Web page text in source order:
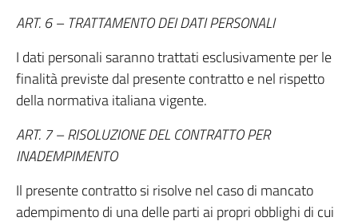
ART. 6 – TRATTAMENTO DEI DATI PERSONALI
I dati personali saranno trattati esclusivamente per le
finalità previste dal presente contratto e nel rispetto
della normativa italiana vigente.
ART. 7 – RISOLUZIONE DEL CONTRATTO PER
INADEMPIMENTO
Il presente contratto si risolve nel caso di mancato
adempimento di una delle parti ai propri obblighi di cui